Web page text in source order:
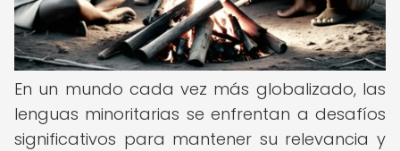
En un mundo cada vez más globalizado, las
lenguas minoritarias se enfrentan a desafíos
significativos para mantener su relevancia y